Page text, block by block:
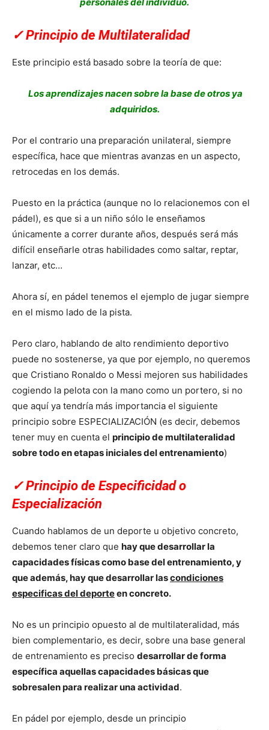
✓Principio de Multilateralidad
Este principio está basado sobre la teoría de que:
Los aprendizajes nacen sobre la base de otros ya
adquiridos.
Por el contrario una preparación unilateral, siempre
específica, hace que mientras avanzas en un aspecto,
retrocedas en los demás.
Puesto en la práctica (aunque no lo relacionemos con el
pádel), es que si a un niño sólo le enseñamos
únicamente a correr durante años, después será más
difícil enseñarle otras habilidades como saltar, reptar,
lanzar, etc…
Ahora sí, en pádel tenemos el ejemplo de jugar siempre
en el mismo lado de la pista.
Pero claro, hablando de alto rendimiento deportivo
puede no sostenerse, ya que por ejemplo, no queremos
que Cristiano Ronaldo o Messi mejoren sus habilidades
cogiendo la pelota con la mano como un portero, si no
que aquí ya tendría más importancia el siguiente
principio sobre ESPECIALIZACIÓN (es decir, debemos
tener muy en cuenta el principio de multilateralidad
sobre todo en etapas iniciales del entrenamiento)
✓Principio de Especificidad o
Especialización
Cuando hablamos de un deporte u objetivo concreto,
debemos tener claro que hay que desarrollar la
capacidades físicas como base del entrenamiento, y
que además, hay que desarrollar lascondiciones
especificas del deporteen concreto.
No es un principio opuesto al de multilateralidad, más
bien complementario, es decir, sobre una base general
de entrenamiento es preciso desarrollar de forma
específica aquellas capacidades básicas que
sobresalen para realizar una actividad.
En pádel por ejemplo, desde un principio